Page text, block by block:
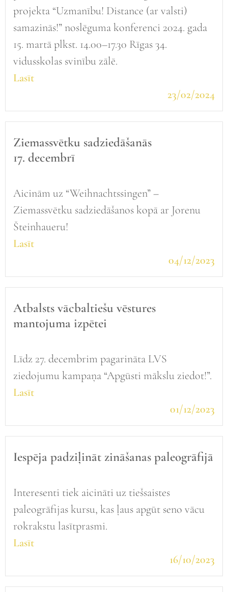
projekta “Uzmanību! Distance (ar valsti)
samazinās!” noslēguma konferenci 2024. gada
15. martā plkst. 14.00–17.30 Rīgas 34.
vidusskolas svinību zālē.
Lasīt
23/02/2024
Ziemassvētku sadziedāšanās
17. decembrī
Aicinām uz “Weihnachtssingen” –
Ziemassvētku sadziedāšanos kopā ar Jorenu
Šteinhaueru!
Lasīt
04/12/2023
Atbalsts vācbaltiešu vēstures
mantojuma izpētei
Līdz 27. decembrim pagarināta LVS
ziedojumu kampaņa “Apgūsti mākslu ziedot!”.
Lasīt
01/12/2023
Iespēja padziļināt zināšanas paleogrāfijā
Interesenti tiek aicināti uz tiešsaistes
paleogrāfijas kursu, kas ļaus apgūt seno vācu
rokrakstu lasītprasmi.
Lasīt
16/10/2023